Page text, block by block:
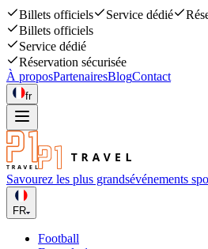
Billets officiels Service dédié
Billets officiels
Service dédié
Réservation sécurisée
À proposPartenairesBlogContact
fr
Savourez les plus grandsévénements
FR
Football